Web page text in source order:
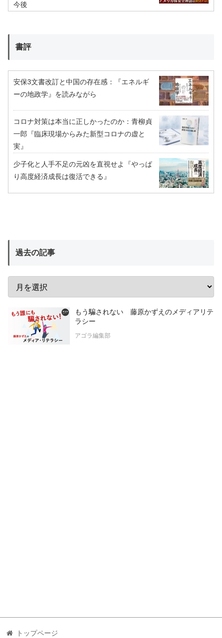
今後
書評
安保3文書改訂と中国の存在感：『エネルギ
ーの地政学』を読みながら
コロナ対策は本当に正しかったのか：青柳貞
一郎『臨床現場からみた新型コロナの虚と
実』
少子化と人手不足の元凶を直視せよ『やっぱ
り高度経済成長は復活できる』
過去の記事
もう騙されない 藤原かずえのメディアリテ
ラシー
アゴラ編集部
トップページ